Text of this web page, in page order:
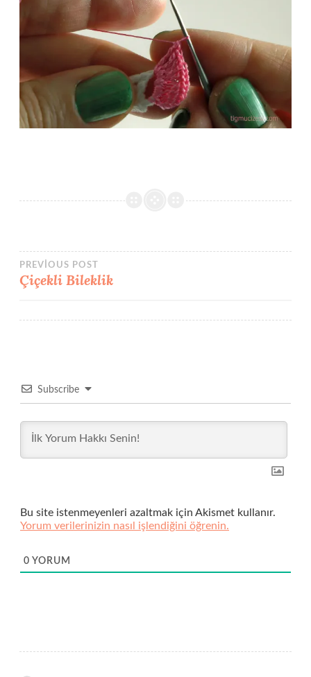
Yazı
PREVIOUS POST
Çiçekli Bileklik
Subscribe
Bu site istenmeyenleri azaltmak için Akismet kullanır.
Yorum verilerinizin nasıl işlendiğini öğrenin.
0 YORUM